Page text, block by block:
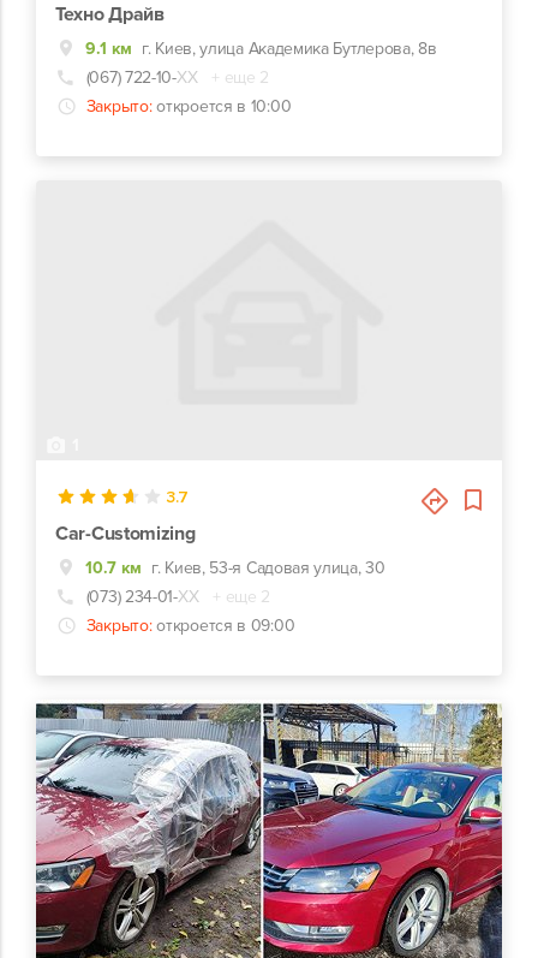
Техно Драйв
9.1 км г. Киев, улица Академика Бутлерова, 8в
(067) 722-10-ХХ
+ еще 2
Закрыто: откроется в 10:00
3.7
Car-Customizing
10.7 км г. Киев, 53-я Садовая улица, 30
(073) 234-01-ХХ
+ еще 2
Закрыто: откроется в 09:00